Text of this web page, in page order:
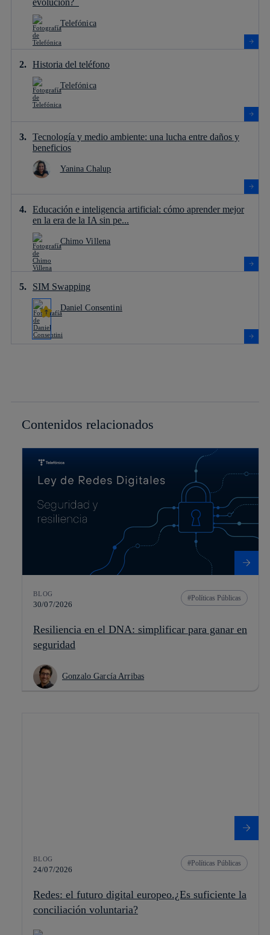
evolución?
Telefónica
Historia del teléfono
Telefónica
Tecnología y medio ambiente: una lucha entre daños y
beneficios
Yanina Chalup
Educación e inteligencia artificial: cómo aprender mejor
en la era de la IA sin pe...
Chimo Villena
SIM Swapping
Daniel Consentini
Contenidos relacionados
BLOG
30/07/2026
Políticas Públicas
Resiliencia en el DNA: simplificar para ganar en
seguridad
Gonzalo García Arribas
BLOG
24/07/2026
Políticas Públicas
Redes: el futuro digital europeo.¿Es suficiente la
conciliación voluntaria?